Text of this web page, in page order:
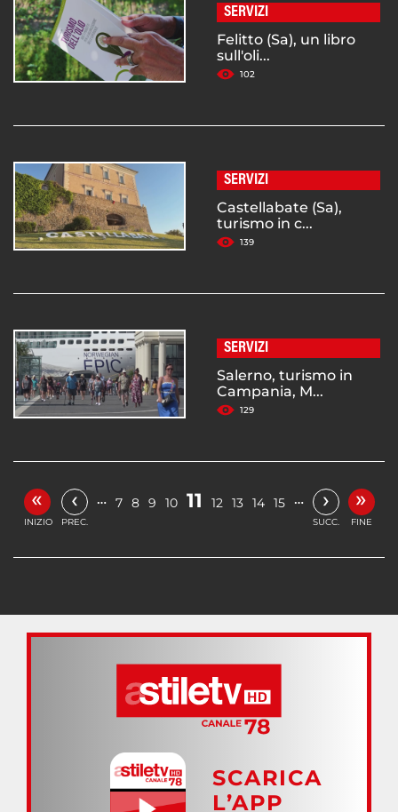
SERVIZI
Felitto (Sa), un libro
sull'oli...
102
SERVIZI
Castellabate (Sa),
turismo in c...
139
SERVIZI
Salerno, turismo in
Campania, M...
129
«
INIZIO
‹
PREC.
… 7 8 9 10 11 12 13 14 15 … ›
SUCC.
»
FINE
SCARICA
L’APP